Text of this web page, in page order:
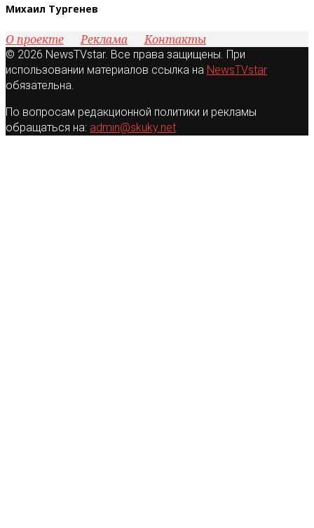
Михаил Тургенев
О проекте Реклама Контакты
© 2026 NewsTVstar. Все права защищены. При
использовании материалов ссылка на NewsTVstar
обязательна.
По вопросам редакционной политики и рекламы
обращаться на: admin@skuky.net